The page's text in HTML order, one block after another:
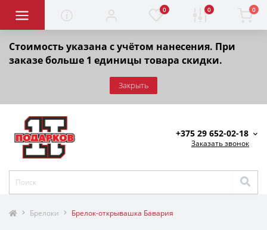
Стоимость указана с учётом нанесения. При
заказе больше 1 единицы товара скидки.
Закрыть
0 0 0
+375 29 652-02-18
Заказать звонок
Брелоки Брелок-открывашка Бавария